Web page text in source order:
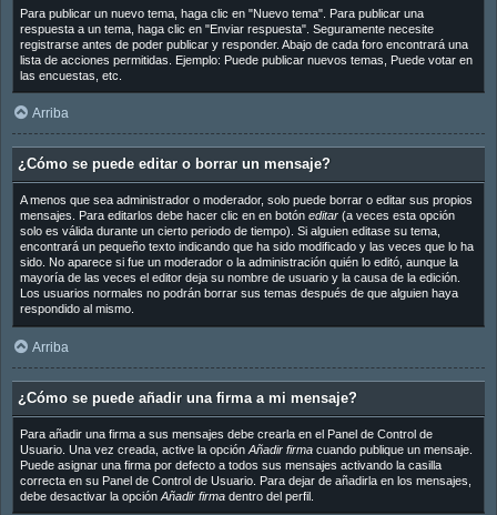
Para publicar un nuevo tema, haga clic en "Nuevo tema". Para publicar una
respuesta a un tema, haga clic en "Enviar respuesta". Seguramente necesite
registrarse antes de poder publicar y responder. Abajo de cada foro encontrará una
lista de acciones permitidas. Ejemplo: Puede publicar nuevos temas, Puede votar en
las encuestas, etc.
Arriba
¿Cómo se puede editar o borrar un mensaje?
A menos que sea administrador o moderador, solo puede borrar o editar sus propios
mensajes. Para editarlos debe hacer clic en en botón editar(a veces esta opción
solo es válida durante un cierto periodo de tiempo). Si alguien editase su tema,
encontrará un pequeño texto indicando que ha sido modificado y las veces que lo ha
sido. No aparece si fue un moderador o la administración quién lo editó, aunque la
mayoría de las veces el editor deja su nombre de usuario y la causa de la edición.
Los usuarios normales no podrán borrar sus temas después de que alguien haya
respondido al mismo.
Arriba
¿Cómo se puede añadir una firma a mi mensaje?
Para añadir una firma a sus mensajes debe crearla en el Panel de Control de
Usuario. Una vez creada, active la opción Añadir firmacuando publique un mensaje.
Puede asignar una firma por defecto a todos sus mensajes activando la casilla
correcta en su Panel de Control de Usuario. Para dejar de añadirla en los mensajes,
debe desactivar la opción Añadir firmadentro del perfil.